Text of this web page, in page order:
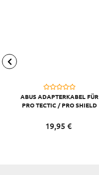
ABUS ADAPTERKABEL FÜR
PRO TECTIC / PRO SHIELD
19,95 €